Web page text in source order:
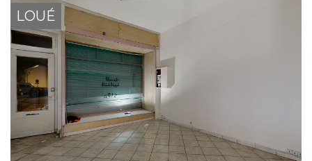
ESPACE CLIENTS
LOUÉ